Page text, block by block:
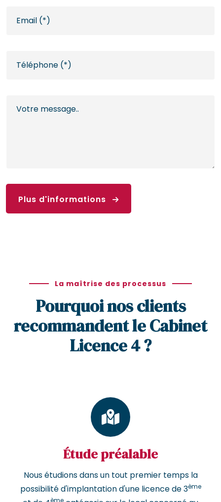
Plus d'informations
La maîtrise des processus
Pourquoi nos clients
recommandent le Cabinet
Licence 4 ?
Étude préalable
Nous étudions dans un tout premier temps la
possibilité d'implantation d'une licence de 3ème
ème